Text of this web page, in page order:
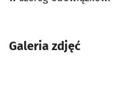
Galeria zdjęć